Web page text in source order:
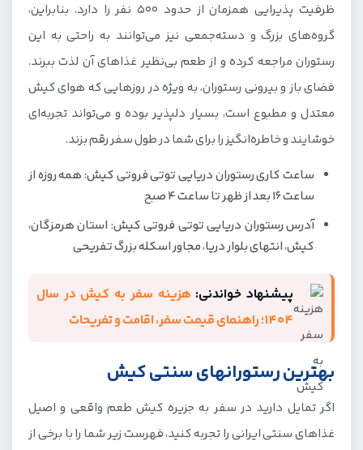
ظرفیت پذیرایی همزمان از حدود 500 نفر را دارد. بنابراین،
گروه‌های بزرگ و دسته‌جمعی نیز می‌توانند به راحتی به این
رستوران مراجعه کرده و از طعم بی‌نظیر غذاهای آن لذت ببرند.
فضای باز و بیرونی رستوران، به ویژه در روزهایی که هوای کیش
معتدل و مطبوع است، بسیار دلپذیر بوده و می‌تواند تجربه‌ای
خوشایند و خاطره‌انگیز را برای شما در طول سفر رقم بزند.
ساعت کاری رستوران دریایی توتی فروتی کیش: همه روزه از
ساعت ۱۶ بعد از ظهر تا ساعت ۴ صبح
آدرس رستوران دریایی توتی فروتی کیش: استان هرمزگان،
کیش، انتهای بلوار دریا، مجاور اسکله بزرگ تفریحی
پیشنهاد خواندنی: هزینه سفر به کیش در سال
1404؛ راهنمای قیمت سفر، اقامت و تفریحات
بهترین رستورانهای سنتی کیش
اگر تمایل دارید در سفر به جزیره کیش طعم واقعی و اصیل
غذاهای سنتی ایرانی را تجربه کنید، فهرست زیر شما را با برخی از